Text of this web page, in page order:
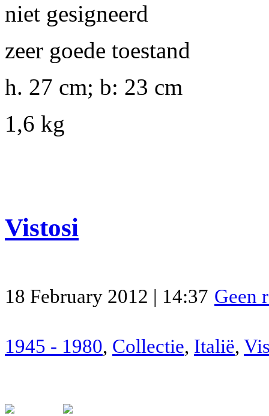
niet gesigneerd
zeer goede toestand
h. 27 cm; b: 23 cm
1,6 kg
Vistosi
18 February 2012 | 14:37 Geen
1945 - 1980, Collectie, Italië,